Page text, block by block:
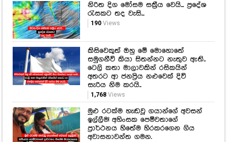
නිරිත දිග මෝසම සක්‍රීය වෙයි... ප්‍රදේශ
රැසකට තද වැසි...
190Views
කිසිවෙකුත් ඔහු මේ මොහොතේ
සමුගනීවි කියා සිතන්නට නැතුව ඇති..
ටෙලි කතා මාලාවකින් රසිකයින්
අතරට ආ ජනප්‍රිය නළුවෙක් දිවි
සැරිය නිම කරයි..
1,768Views
මුළු රටක්ම හැඬවූ ගයාන්ගේ අවසන්
ඉල්ලීම! අහිංසක පෙම්වතාගේ
ප්‍රාර්ථනය හිතේම හිරකරගෙන ගිය
අවාසනාවන්ත ගමන.